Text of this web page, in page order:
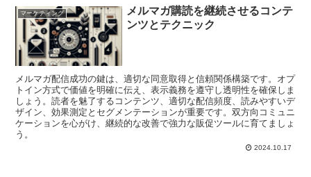
マーケティング
メルマガ購読を継続させるコンテ
ンツとテクニック
メルマガ配信成功の鍵は、適切な同意取得と信頼関係構築です。オプ
トイン方式で価値を明確に伝え、表示義務を遵守し透明性を確保しま
しょう。読者を魅了するコンテンツ、適切な配信頻度、読みやすいデ
ザイン、効果測定とセグメンテーションが重要です。双方向コミュニ
ケーションを心がけ、継続的な改善で強力な販促ツールに育てましょ
う。
2024.10.17